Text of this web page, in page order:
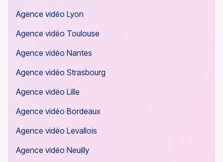
Agence vidéo Lyon
Agence vidéo Toulouse
Agence vidéo Nantes
Agence vidéo Strasbourg
Agence vidéo Lille
Agence vidéo Bordeaux
Agence vidéo Levallois
Agence vidéo Neuilly